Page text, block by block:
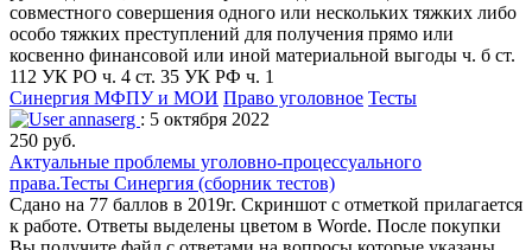
совместного совершения одного или нескольких тяжких либо
особо тяжких преступлений для получения прямо или
косвенно финансовой или иной материальной выгоды ч. б ст.
112 УК РО ч. 4 ст. 35 УК РФ ч. 1
Синергия МФПУ и МОИ Право уголовное Тесты
annaserg : 5 октября 2022
250 руб.
Актуальные проблемы уголовно-процессуального
права.Тесты Синергия (сборник тестов)
Сдано на 77 баллов в 2019г. Скриншот с отметкой прилагается
к работе. Ответы выделены цветом в Worde. После покупки